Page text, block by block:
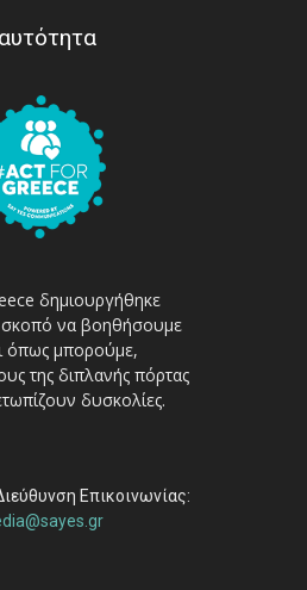
δημιουργήθηκε
σκοπό να βοηθήσουμε
όπως μπορούμε,
της διπλανής πόρτας
δυσκολίες.
Επικοινωνίας: